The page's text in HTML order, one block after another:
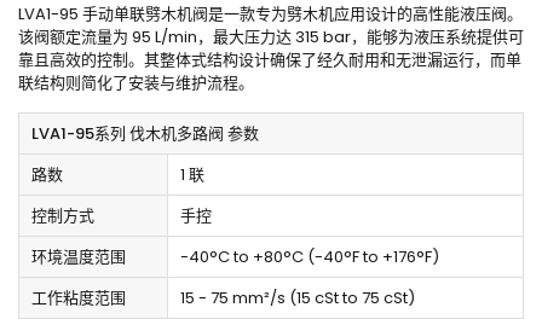
LVA1-95 手动单联劈木机阀是一款专为劈木机应用设计的高性能液压阀。
该阀额定流量为 95 L/min，最大压力达 315 bar，能够为液压系统提供可
靠且高效的控制。其整体式结构设计确保了经久耐用和无泄漏运行，而单
联结构则简化了安装与维护流程。
LVA1-95系列 伐木机多路阀 参数
路数
1 联
控制方式
手控
环境温度范围
-40°C to +80°C (-40°F to +176°F)
工作粘度范围
15 - 75 mm²/s (15 cSt to 75 cSt)